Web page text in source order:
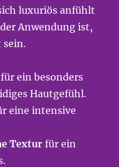
luxuriös anfühlt
Anwendung ist,
sein.
für ein besonders
Hautgefühl.
eine intensive
Texturfür ein